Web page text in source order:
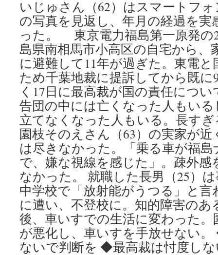
いじゅさん（62）はスマートフ
の写真を見返し、年月の経過を
った。 東京電力福島第一原発の
島県南相馬市小高区の自宅から、
に避難して11年が過ぎた。東電
ため千葉地裁に提訴してから既
く17日に最高裁が国の責任につ
告団の中には亡くなった人もい
立てなくなった人もいる。長す
園枝そのえさん（63）の実家が
は尽きなかった。「乗る車が福
で、嫌な視線を感じた」。疎外
なかった。 就職した長男（25）
中学校で「放射能がうつる」と
に遭い、不登校に。知的障害のあ
後、車いすでの生活に変わった
が悪化し、車いすを手放せない
ないで判断を ◆最高裁は忖度し